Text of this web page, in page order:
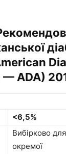
ADA)
<6,5%
Вибірково для
окремої